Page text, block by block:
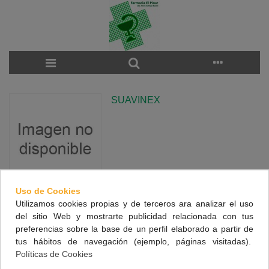
SUAVINEX
There are no products on the category.
NUESTRA FARMACIA
Uso de Cookies
Utilizamos cookies propias y de terceros ara analizar el uso
del sitio Web y mostrarte publicidad relacionada con tus
preferencias sobre la base de un perfil elaborado a partir de
tus hábitos de navegación (ejemplo, páginas visitadas).
Políticas de Cookies